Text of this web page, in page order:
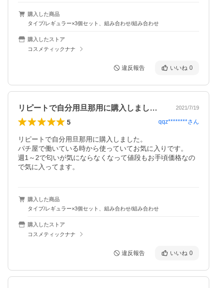
購入した商品
タイプ/レギュラー×3個セット、組み合わせ/組み合わせ
購入したストア
コスメティックナナ
違反報告 いいね 0
リピートで自分用旦那用に購入しました。… 2021/7/19
5 qqz********さん
リピートで自分用旦那用に購入しました。
パチ屋で働いている時から使っていてお気に入りです。
週1～2で匂いが気にならなくなって値段もお手頃価格なの
で気に入ってます。
購入した商品
タイプ/レギュラー×3個セット、組み合わせ/組み合わせ
購入したストア
コスメティックナナ
違反報告 いいね 0